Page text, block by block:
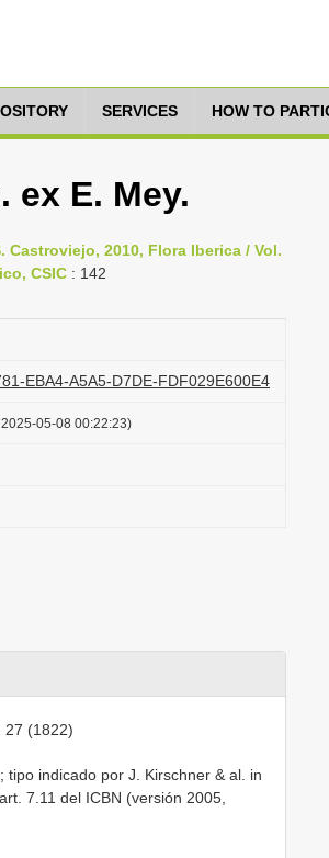
SERVICES HOW TO
E. Mey.
Castroviejo, 2010, Flora Iberica / Vol.
CSIC : 142
EBA4-A5A5-D7DE-FDF029E600E4
05-08 00:22:23)
27 (1822)
tipo indicado por J. Kirschner & al. in
7.11 del ICBN (versión 2005,